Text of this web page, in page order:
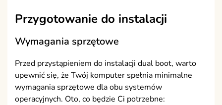
Przygotowanie do instalacji
Wymagania sprzętowe
Przed przystąpieniem do instalacji dual boot, warto
upewnić się, że Twój komputer spełnia minimalne
wymagania sprzętowe dla obu systemów
operacyjnych. Oto, co będzie Ci potrzebne: